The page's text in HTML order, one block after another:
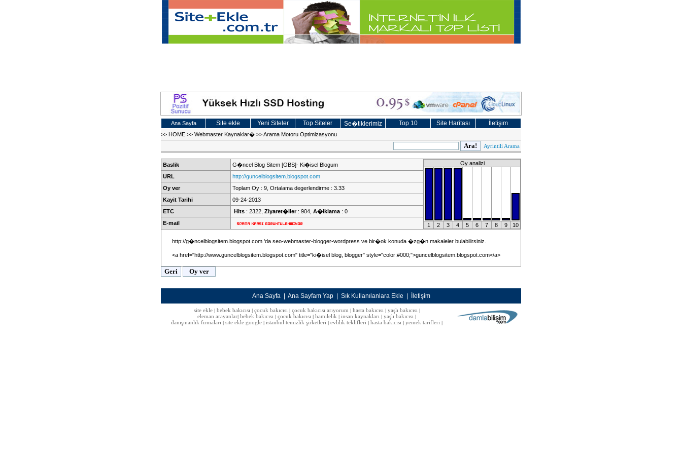
Ana Sayfa Site ekle Yeni Siteler Top Siteler Se�tiklerimiz Top 10 Site Haritası İletişim
>> HOME >> Webmaster Kaynaklar� >>Arama Motoru Optimizasyonu
Ayrintili Arama
Baslik G�ncel Blog Sitem [GBS]- Ki�isel Blogum Oy analizi
1 2 3 4 5 6 7 8 9 10
URL
http://guncelblogsitem.blogspot.com
Oy ver
Toplam Oy : 9, Ortalama degerlendirme : 3.33
Kayit Tarihi
09-24-2013
ETC
Hits : 2322, Ziyaret�iler: 904, A�iklama : 0
E-mail
http://g�ncelblogsitem.blogspot.com 'da seo-webmaster-blogger-wordpress ve bir�ok konuda �zg�n makaleler bulabilirsiniz.
<a href="http://www.guncelblogsitem.blogspot.com" title="ki�isel blog, blogger" style="color:#000;">guncelblogsitem.blogspot.com</a>
Ana Sayfa Ana Sayfam Yap Sık Kullanılanlara Ekle İletişim
site ekle| bebek bakıcısı| çocuk bakıcısı| çocuk bakıcısı arıyorum hasta bakıcısı| yaşlı bakıcısı|
eleman arayanlar bebek bakıcısı çocuk bakıcısı hamilelik insan kaynakları yaşlı bakıcısı
danışmanlık firmaları site ekle google istanbul temizlik şirketleri evlilik teklifleri hasta bakıcısı yemek tarifleri